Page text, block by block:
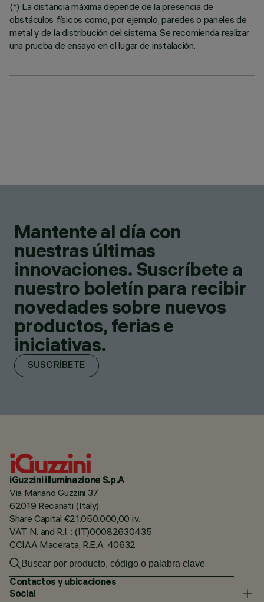
(*) La distancia máxima depende de la presencia de
obstáculos físicos como, por ejemplo, paredes o paneles de
metal y de la distribución del sistema. Se recomienda realizar
una prueba de ensayo en el lugar de instalación.
Mantente al día con
nuestras últimas
innovaciones. Suscríbete a
nuestro boletín para recibir
novedades sobre nuevos
productos, ferias e
iniciativas.
SUSCRÍBETE
iGuzzini illuminazione S.p.A
Via Mariano Guzzini 37
62019 Recanati (Italy)
Share Capital €21.050.000,00 i.v.
VAT N. and R.I. : (IT)00082630435
CCIAA Macerata, R.E.A. 40632
Contactos y ubicaciones
Social